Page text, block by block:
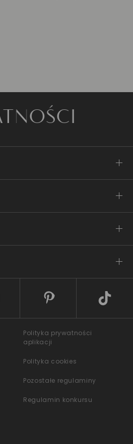
Polityka prywatności
aplikacji
Polityka cookies
Pozostałe regulaminy
Regulamin konkursu